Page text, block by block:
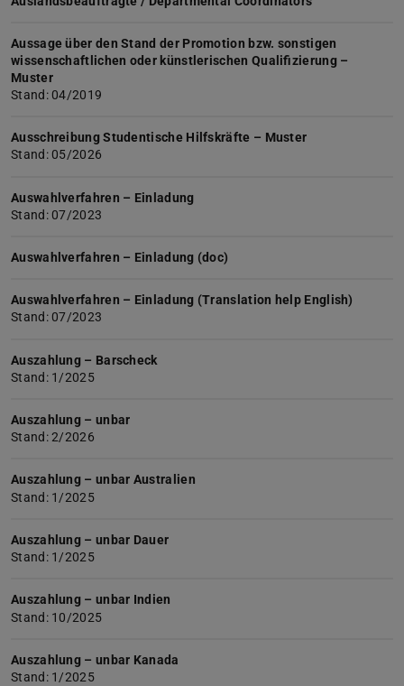
Aussage über den Stand der Promotion bzw. sonstigen
wissenschaftlichen oder künstlerischen Qualifizierung –
Muster
Stand: 04/2019
Ausschreibung Studentische Hilfskräfte – Muster
Stand: 05/2026
Auswahlverfahren – Einladung
Stand: 07/2023
Auswahlverfahren – Einladung (doc)
Auswahlverfahren – Einladung (Translation help English)
Stand: 07/2023
Auszahlung – Barscheck
Stand: 1/2025
Auszahlung – unbar
Stand: 2/2026
Auszahlung – unbar Australien
Stand: 1/2025
Auszahlung – unbar Dauer
Stand: 1/2025
Auszahlung – unbar Indien
Stand: 10/2025
Auszahlung – unbar Kanada
Stand: 1/2025